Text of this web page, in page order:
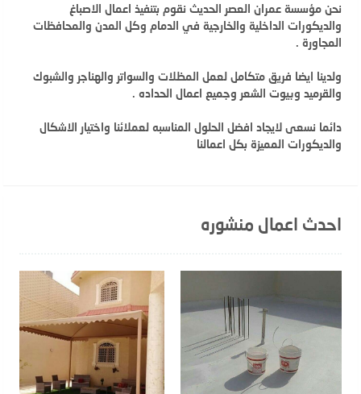
نحن مؤسسة عمران العصر الحديث نقوم بتنفيذ اعمال الاصباغ
والديكورات الداخلية والخارجية في الدمام وكل المدن والمحافظات
المجاورة .
ولدينا ايضا فريق متكامل لعمل المظلات والسواتر والهناجر والشبوك
والقرميد وبيوت الشعر وجميع اعمال الحداده .
دائما نسعى لايجاد افضل الحلول المناسبه لعملائنا واختيار الاشكال
والديكورات المميزة بكل اعمالنا
احدث اعمال منشوره